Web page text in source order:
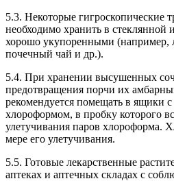
5.3. Некоторые гигроскопические
необходимо хранить в стеклянной
хорошо укупоренными (например,
почечный чай и др.).
5.4. При хранении высушенных
предотвращения порчи их
рекомендуется помещать в ящики
хлороформом, в пробку которого
улетучивания паров хлороформа.
мере его улетучивания.
5.5. Готовые лекарственные
аптеках и аптечных складах с